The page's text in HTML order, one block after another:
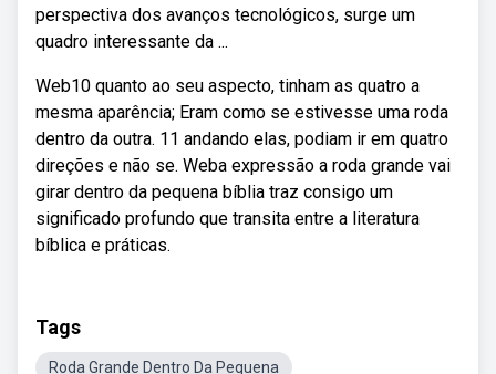
perspectiva dos avanços tecnológicos, surge um
quadro interessante da ...
Web10 quanto ao seu aspecto, tinham as quatro a
mesma aparência; Eram como se estivesse uma roda
dentro da outra. 11 andando elas, podiam ir em quatro
direções e não se. Weba expressão a roda grande vai
girar dentro da pequena bíblia traz consigo um
significado profundo que transita entre a literatura
bíblica e práticas.
Tags
Roda Grande Dentro Da Pequena